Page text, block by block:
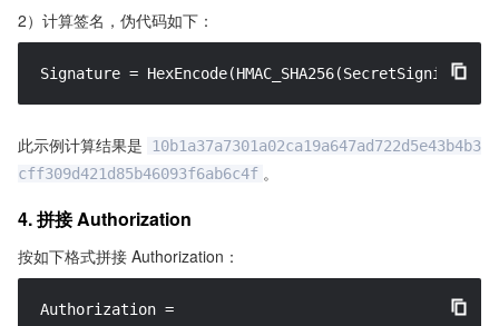
2）计算签名，伪代码如下：
Signature = HexEncode(HMAC_SHA256(SecretSigning,
此示例计算结果是
10b1a37a7301a02ca19a647ad722d5e43b4b3
cff309d421d85b46093f6ab6c4f 。
4. 拼接 Authorization
按如下格式拼接 Authorization：
Authorization =